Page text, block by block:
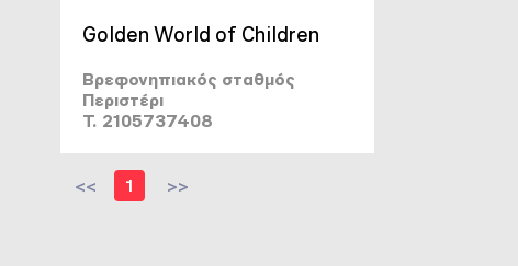
Golden World of Children
Βρεφονηπιακός σταθμός
Περιστέρι
T. 2105737408
<< 1 >>